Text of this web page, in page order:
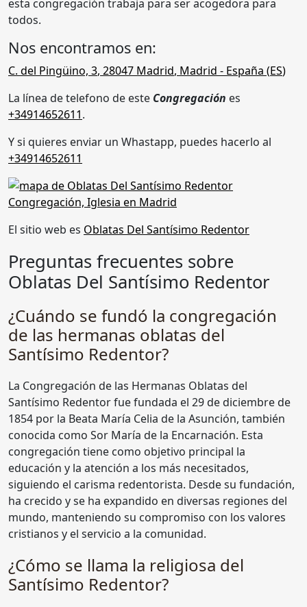
esta congregación trabaja para ser acogedora para
todos.
Nos encontramos en:
C. del Pingüino, 3, 28047 Madrid, Madrid - España (ES)
La línea de telefono de este Congregación es
+34914652611.
Y si quieres enviar un Whastapp, puedes hacerlo al
+34914652611
El sitio web es Oblatas Del Santísimo Redentor
Preguntas frecuentes sobre
Oblatas Del Santísimo Redentor
¿Cuándo se fundó la congregación
de las hermanas oblatas del
Santísimo Redentor?
La Congregación de las Hermanas Oblatas del
Santísimo Redentor fue fundada el 29 de diciembre de
1854 por la Beata María Celia de la Asunción, también
conocida como Sor María de la Encarnación. Esta
congregación tiene como objetivo principal la
educación y la atención a los más necesitados,
siguiendo el carisma redentorista. Desde su fundación,
ha crecido y se ha expandido en diversas regiones del
mundo, manteniendo su compromiso con los valores
cristianos y el servicio a la comunidad.
¿Cómo se llama la religiosa del
Santísimo Redentor?